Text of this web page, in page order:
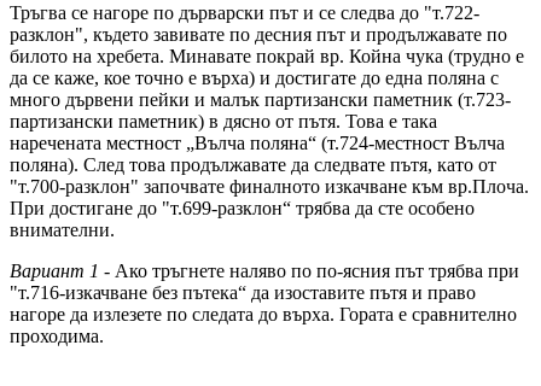
Тръгва се нагоре по дърварски път и се следва до "т.722-
разклон", където завивате по десния път и продължавате по
билото на хребета. Минавате покрай вр. Койна чука (трудно е
да се каже, кое точно е върха) и достигате до една поляна с
много дървени пейки и малък партизански паметник (т.723-
партизански паметник) в дясно от пътя. Това е така
наречената местност „Вълча поляна“ (т.724-местност Вълча
поляна). След това продължавате да следвате пътя, като от
"т.700-разклон" започвате финалното изкачване към вр.Плоча.
При достигане до "т.699-разклон“ трябва да сте особено
внимателни.
Вариант 1 - Ако тръгнете наляво по по-ясния път трябва при
"т.716-изкачване без пътека“ да изоставите пътя и право
нагоре да излезете по следата до върха. Гората е сравнително
проходима.